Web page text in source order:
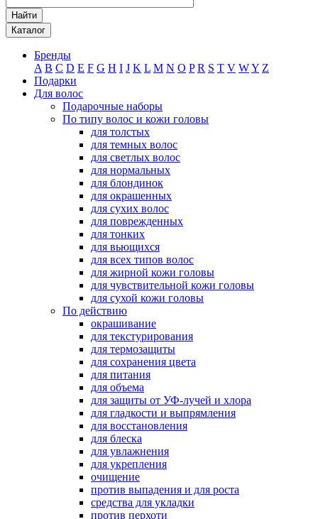
Найти
Каталог
Бренды
A B C D E F G H I J K L M N O P R S T V WY Z
Подарки
Для волос
Подарочные наборы
По типу волос и кожи головы
для толстых
для темных волос
для светлых волос
для нормальных
для блондинок
для окрашенных
для сухих волос
для поврежденных
для тонких
для вьющихся
для всех типов волос
для жирной кожи головы
для чувствительной кожи головы
для сухой кожи головы
По действию
окрашивание
для текстурирования
для термозащиты
для сохранения цвета
для питания
для объема
для защиты от УФ-лучей и хлора
для гладкости и выпрямления
для восстановления
для блеска
для увлажнения
для укрепления
очищение
против выпадения и для роста
средства для укладки
против перхоти